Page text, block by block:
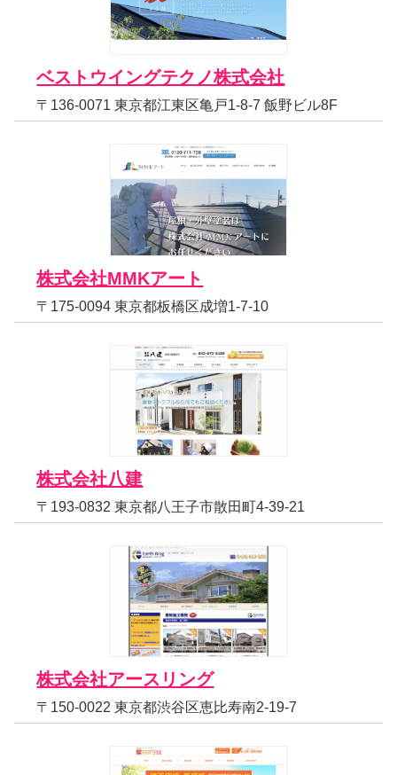
ベストウイングテクノ株式会社
〒136-0071 東京都江東区亀戸1-8-7 飯野ビル8F
株式会社MMKアート
〒175-0094 東京都板橋区成増1-7-10
株式会社八建
〒193-0832 東京都八王子市散田町4-39-21
株式会社アースリング
〒150-0022 東京都渋谷区恵比寿南2-19-7